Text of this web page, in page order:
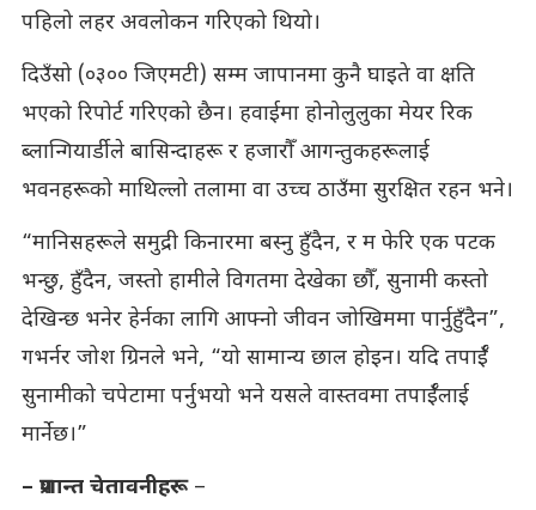
पहिलो लहर अवलोकन गरिएको थियो।
दिउँसो (०३०० जिएमटी) सम्म जापानमा कुनै घाइते वा क्षति
भएको रिपोर्ट गरिएको छैन। हवाईमा होनोलुलुका मेयर रिक
ब्लान्गियार्डीले बासिन्दाहरू र हजारौँ आगन्तुकहरूलाई
भवनहरूको माथिल्लो तलामा वा उच्च ठाउँमा सुरक्षित रहन भने।
“मानिसहरूले समुद्री किनारमा बस्नु हुँदैन, र म फेरि एक पटक
भन्छु, हुँदैन, जस्तो हामीले विगतमा देखेका छौँ, सुनामी कस्तो
देखिन्छ भनेर हेर्नका लागि आफ्नो जीवन जोखिममा पार्नुहुँदैन”,
गभर्नर जोश ग्रिनले भने, “यो सामान्य छाल होइन। यदि तपाईँ
सुनामीको चपेटामा पर्नुभयो भने यसले वास्तवमा तपाईँलाई
मार्नेछ।”
– प्रशान्त चेतावनीहरू –